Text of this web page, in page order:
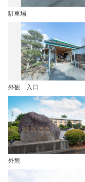
駐車場
外観 入口
外観